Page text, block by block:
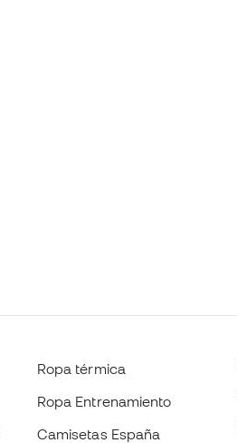
Ropa térmica
Ropa Entrenamiento
Camisetas España